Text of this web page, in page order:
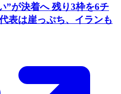
”が決着へ 残り3枠を6チ
表は崖っぷち、イランも